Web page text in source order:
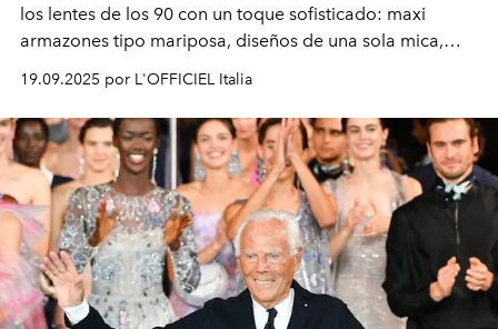
los lentes de los 90 con un toque sofisticado: maxi
armazones tipo mariposa, diseños de una sola mica,
modelos metálicos ovalados con vibra vintage y
elegantes monturas de acetato graduadas. ¿El detalle
que nunca pierde vigencia? La icónica doble G.
19.09.2025 por L'OFFICIEL Italia